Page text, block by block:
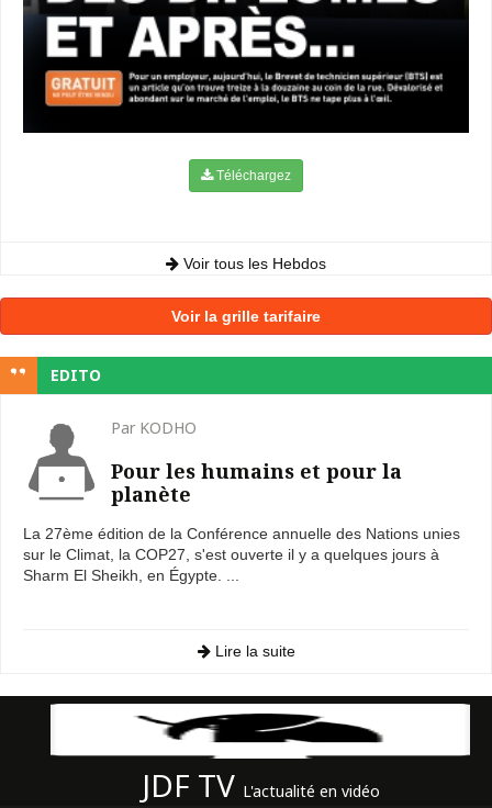
Téléchargez
Voir tous les Hebdos
Voir la grille tarifaire
EDITO
Par KODHO
Pour les humains et pour la
planète
La 27ème édition de la Conférence annuelle des Nations unies
sur le Climat, la COP27, s'est ouverte il y a quelques jours à
Sharm El Sheikh, en Égypte. ...
Lire la suite
JDF TV L'actualité en vidéo